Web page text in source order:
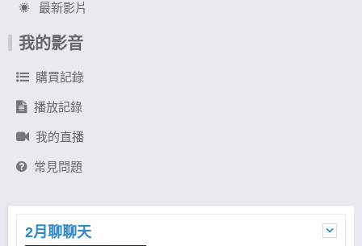
最新影片
我的影音
購買記錄
播放記錄
我的直播
常見問題
2月聊聊天